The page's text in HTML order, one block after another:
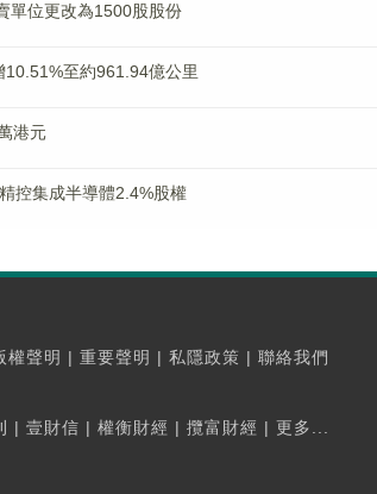
單位更改為1500股股份
至約961.94億公里
港元
控集成半導體2.4%股權
權聲明 | 重要聲明 | 私隱政策 | 聯絡我們
| 壹財信 | 權衡財經 | 攬富財經 | 更多...